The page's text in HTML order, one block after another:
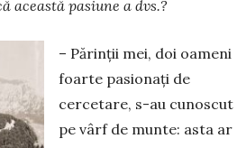
această pasiune a dvs.?
– Părinții mei, doi oameni
foarte pasionați de
cercetare, s-au cunoscut
pe vârf de munte: asta ar